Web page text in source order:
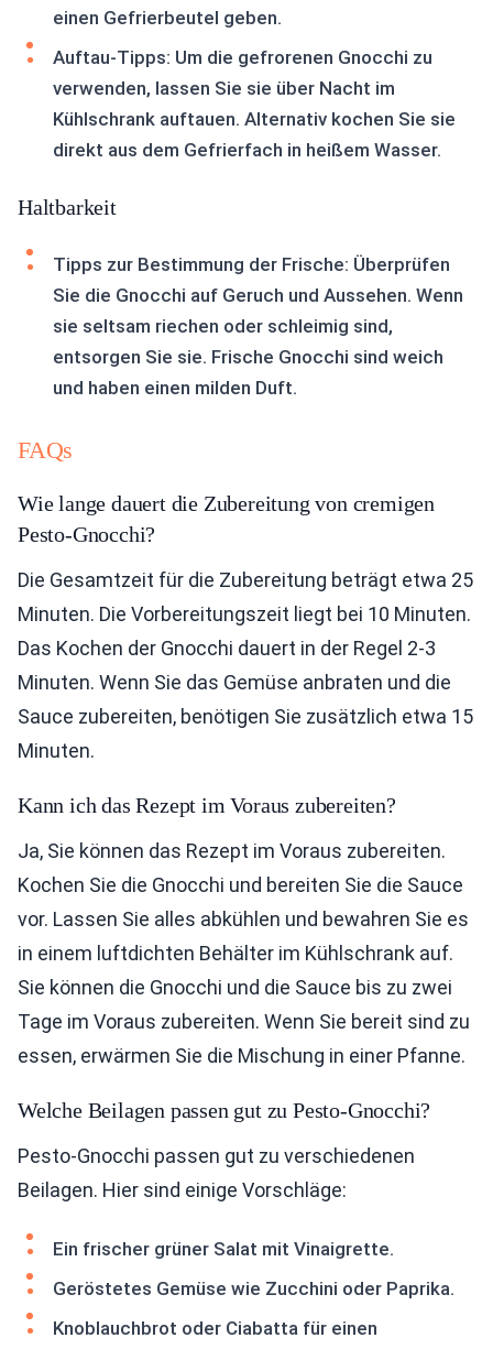
einen Gefrierbeutel geben.
Auftau-Tipps: Um die gefrorenen Gnocchi zu
verwenden, lassen Sie sie über Nacht im
Kühlschrank auftauen. Alternativ kochen Sie sie
direkt aus dem Gefrierfach in heißem Wasser.
Haltbarkeit
Tipps zur Bestimmung der Frische: Überprüfen
Sie die Gnocchi auf Geruch und Aussehen. Wenn
sie seltsam riechen oder schleimig sind,
entsorgen Sie sie. Frische Gnocchi sind weich
und haben einen milden Duft.
FAQs
Wie lange dauert die Zubereitung von cremigen
Pesto-Gnocchi?
Die Gesamtzeit für die Zubereitung beträgt etwa 25
Minuten. Die Vorbereitungszeit liegt bei 10 Minuten.
Das Kochen der Gnocchi dauert in der Regel 2-3
Minuten. Wenn Sie das Gemüse anbraten und die
Sauce zubereiten, benötigen Sie zusätzlich etwa 15
Minuten.
Kann ich das Rezept im Voraus zubereiten?
Ja, Sie können das Rezept im Voraus zubereiten.
Kochen Sie die Gnocchi und bereiten Sie die Sauce
vor. Lassen Sie alles abkühlen und bewahren Sie es
in einem luftdichten Behälter im Kühlschrank auf.
Sie können die Gnocchi und die Sauce bis zu zwei
Tage im Voraus zubereiten. Wenn Sie bereit sind zu
essen, erwärmen Sie die Mischung in einer Pfanne.
Welche Beilagen passen gut zu Pesto-Gnocchi?
Pesto-Gnocchi passen gut zu verschiedenen
Beilagen. Hier sind einige Vorschläge:
Ein frischer grüner Salat mit Vinaigrette.
Geröstetes Gemüse wie Zucchini oder Paprika.
Knoblauchbrot oder Ciabatta für einen